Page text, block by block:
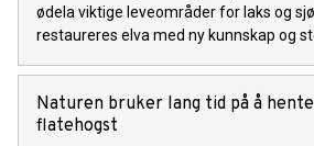
ødela viktige leveområder for laks og
restaureres elva med ny kunnskap og
Naturen bruker lang tid på å
flatehogst